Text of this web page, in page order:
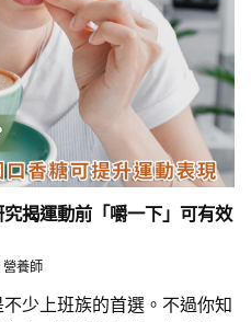
揭運動前「嚼一下」可有效
營養師
少上班族的首選。不過你知